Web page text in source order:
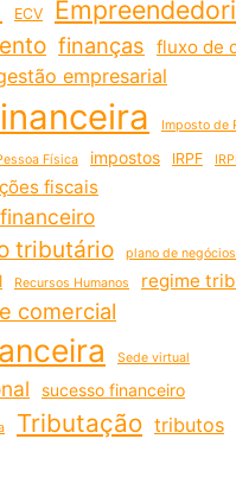
ECV
finanças fluxo de
empresarial
Imposto de
Física impostos IRPF
fiscais
tributário plano de negócios
Recursos Humanos regime
comercial
Sede virtual
sucesso financeiro
Tributação tributos